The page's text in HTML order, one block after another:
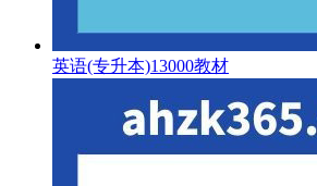
英语(专升本)13000教材